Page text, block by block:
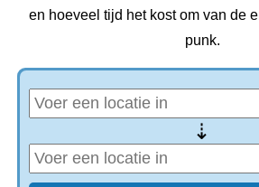
en hoeveel tijd het kost om van de
punk.
⇢